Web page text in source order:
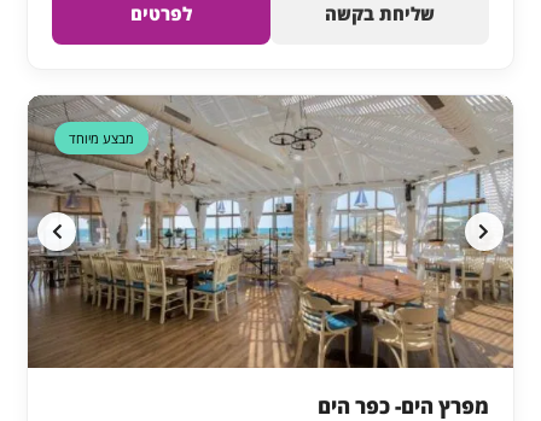
שליחת בקשה לפרטים
דקה 90
מבצע מיוחד
מפרץ הים- כפר הים